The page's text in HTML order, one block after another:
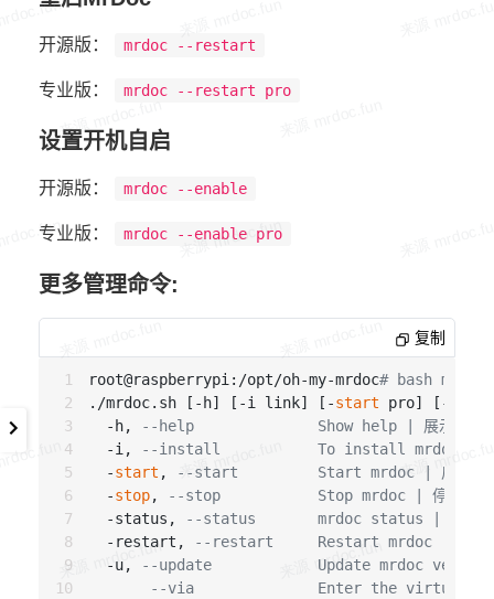
开源版： mrdoc --restart
专业版： mrdoc --restart pro
设置开机自启
开源版： mrdoc --enable
专业版： mrdoc --enable pro
更多管理命令:
复制
root@raspberrypi:/opt/oh-my-mrdoc# bash
./mrdoc.sh [-h] [-i link] [-start pro] [-
  -h,
--help              Show help | 展示帮助
  -i,
--install           To install mrdoc | 安
  -
start ,
--start         Start mrdoc | 启动
  -
stop,
--stop           Stop mrdoc | 停止
  -status,
--status       mrdoc status | 查看
  -restart,
--restart     Restart mrdoc | 重启
  -u,
--update            Update mrdoc version
--via              Enter the virtual